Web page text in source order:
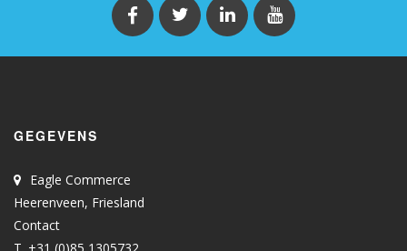
GEGEVENS
Eagle Commerce
Heerenveen, Friesland
Contact